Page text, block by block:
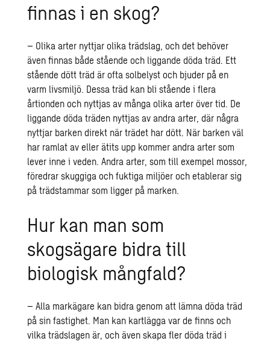
finnas i en skog?
– Olika arter nyttjar olika trädslag, och det behöver
även finnas både stående och liggande döda träd. Ett
stående dött träd är ofta solbelyst och bjuder på en
varm livsmiljö. Dessa träd kan bli stående i flera
årtionden och nyttjas av många olika arter över tid. De
liggande döda träden nyttjas av andra arter, där några
nyttjar barken direkt när trädet har dött. När barken väl
har ramlat av eller ätits upp kommer andra arter som
lever inne i veden. Andra arter, som till exempel mossor,
föredrar skuggiga och fuktiga miljöer och etablerar sig
på trädstammar som ligger på marken.
Hur kan man som
skogsägare bidra till
biologisk mångfald?
– Alla markägare kan bidra genom att lämna döda träd
på sin fastighet. Man kan kartlägga var de finns och
vilka trädslagen är, och även skapa fler döda träd i